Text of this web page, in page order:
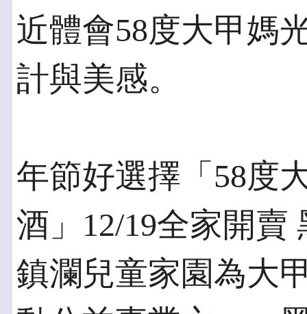
近體會58度大甲媽
計與美感。
年節好選擇「58度
酒」12/19全家開賣
鎮瀾兒童家園為大